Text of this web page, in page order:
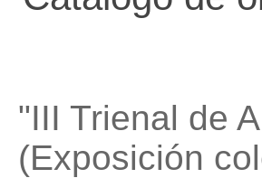
"III Trienal de
(Exposición